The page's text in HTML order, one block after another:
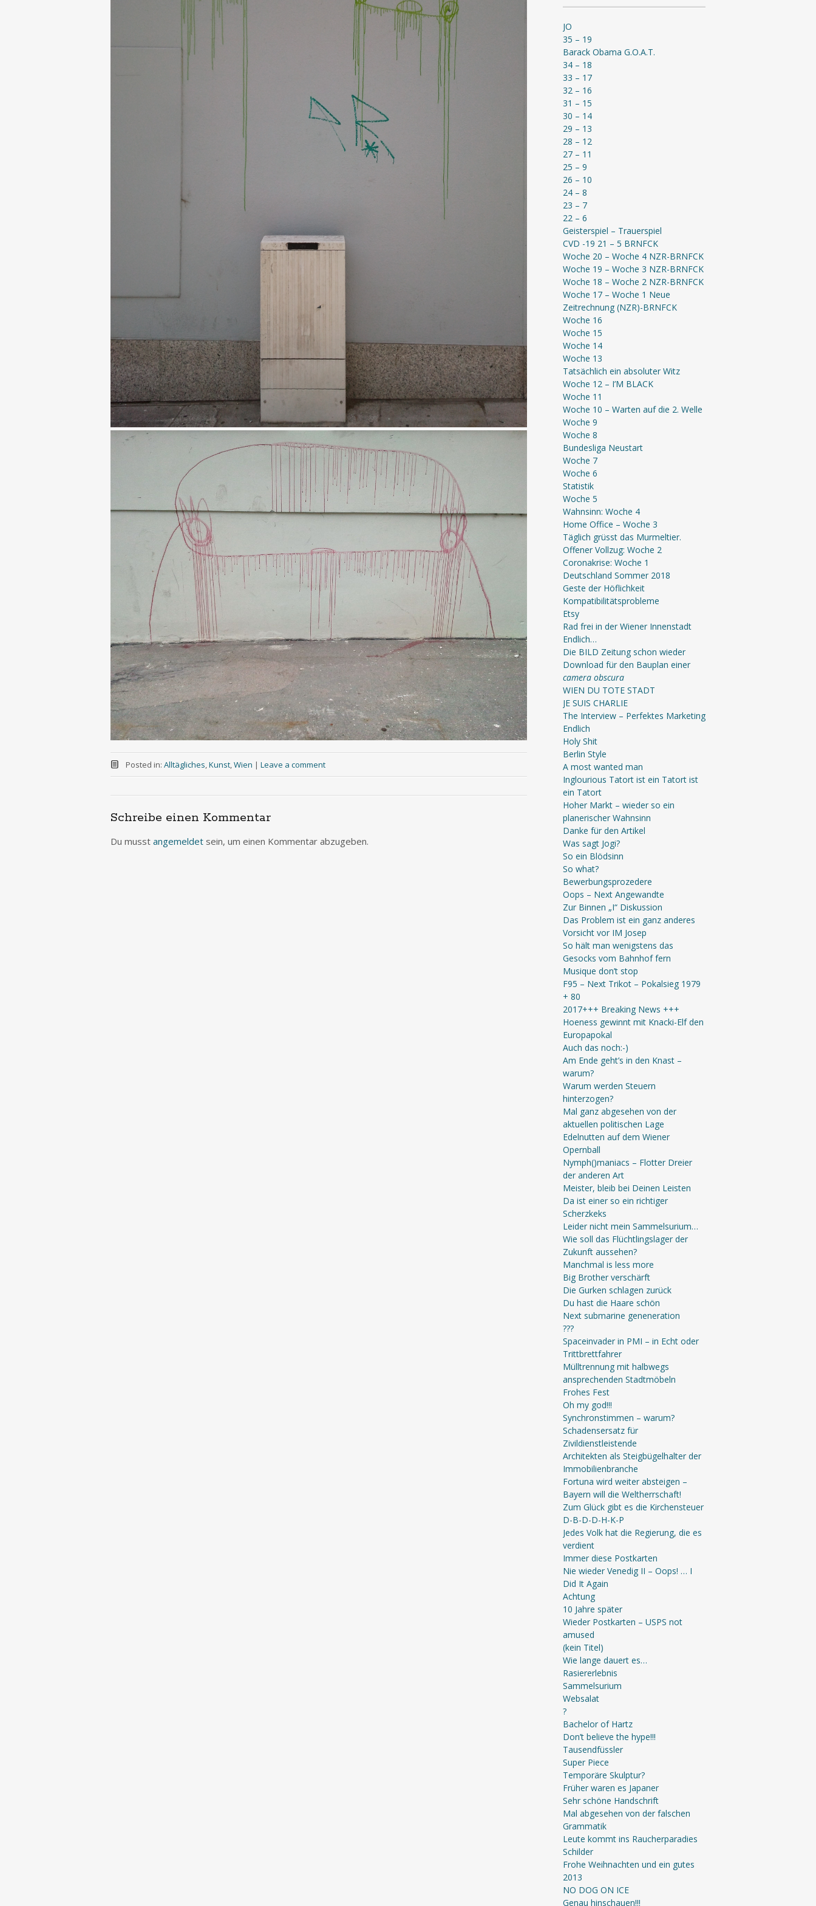
Posted in: Alltägliches Kunst, Wien | Leave a comment
Schreibe einen Kommentar
Du musst angemeldet sein, um einen Kommentar abzugeben.
JO
35 – 19
Barack Obama G.O.A.T.
34 – 18
33 – 17
32 – 16
31 – 15
30 – 14
29 – 13
28 – 12
27 – 11
25 – 9
26 – 10
24 – 8
23 – 7
22 – 6
Geisterspiel – Trauerspiel
CVD -19 21 – 5 BRNFCK
Woche 20 – Woche 4 NZR-BRNFCK
Woche 19 – Woche 3 NZR-BRNFCK
Woche 18 – Woche 2 NZR-BRNFCK
Woche 17 – Woche 1 Neue
Zeitrechnung (NZR)-BRNFCK
Woche 16
Woche 15
Woche 14
Woche 13
Tatsächlich ein absoluter Witz
Woche 12 – I’M BLACK
Woche 11
Woche 10 – Warten auf die 2. Welle
Woche 9
Woche 8
Bundesliga Neustart
Woche 7
Woche 6
Statistik
Woche 5
Wahnsinn: Woche 4
Home Office – Woche 3
Täglich grüsst das Murmeltier.
Offener Vollzug: Woche 2
Coronakrise: Woche 1
Deutschland Sommer 2018
Geste der Höflichkeit
Kompatibilitätsprobleme
Etsy
Rad frei in der Wiener Innenstadt
Endlich…
Die BILD Zeitung schon wieder
Download für den Bauplan einer
camera obscura
WIEN DU TOTE STADT
JE SUIS CHARLIE
The Interview – Perfektes Marketing
Endlich
Holy Shit
Berlin Style
A most wanted man
Inglourious Tatort ist ein Tatort ist
ein Tatort
Hoher Markt – wieder so ein
planerischer Wahnsinn
Danke für den Artikel
Was sagt Jogi?
So ein Blödsinn
So what?
Bewerbungsprozedere
Oops – Next Angewandte
Zur Binnen „I“ Diskussion
Das Problem ist ein ganz anderes
Vorsicht vor IM Josep
So hält man wenigstens das
Gesocks vom Bahnhof fern
Musique don’t stop
F95 – Next Trikot – Pokalsieg 1979
+ 80
2017+++ Breaking News +++
Hoeness gewinnt mit Knacki-Elf den
Europapokal
Auch das noch:-)
Am Ende geht’s in den Knast –
warum?
Warum werden Steuern
hinterzogen?
Mal ganz abgesehen von der
aktuellen politischen Lage
Edelnutten auf dem Wiener
Opernball
Nymph()maniacs – Flotter Dreier
der anderen Art
Meister, bleib bei Deinen Leisten
Da ist einer so ein richtiger
Scherzkeks
Leider nicht mein Sammelsurium…
Wie soll das Flüchtlingslager der
Zukunft aussehen?
Manchmal is less more
Big Brother verschärft
Die Gurken schlagen zurück
Du hast die Haare schön
Next submarine geneneration
???
Spaceinvader in PMI – in Echt oder
Trittbrettfahrer
Mülltrennung mit halbwegs
ansprechenden Stadtmöbeln
Frohes Fest
Oh my god!!!
Synchronstimmen – warum?
Schadensersatz für
Zivildienstleistende
Architekten als Steigbügelhalter der
Immobilienbranche
Fortuna wird weiter absteigen –
Bayern will die Weltherrschaft!
Zum Glück gibt es die Kirchensteuer
D-B-D-D-H-K-P
Jedes Volk hat die Regierung, die es
verdient
Immer diese Postkarten
Nie wieder Venedig II – Oops! … I
Did It Again
Achtung
10 Jahre später
Wieder Postkarten – USPS not
amused
(kein Titel)
Wie lange dauert es…
Rasiererlebnis
Sammelsurium
Websalat
?
Bachelor of Hartz
Don’t believe the hype!!!
Tausendfüssler
Super Piece
Temporäre Skulptur?
Früher waren es Japaner
Sehr schöne Handschrift
Mal abgesehen von der falschen
Grammatik
Leute kommt ins Raucherparadies
Schilder
Frohe Weihnachten und ein gutes
2013
NO DOG ON ICE
Genau hinschauen!!!